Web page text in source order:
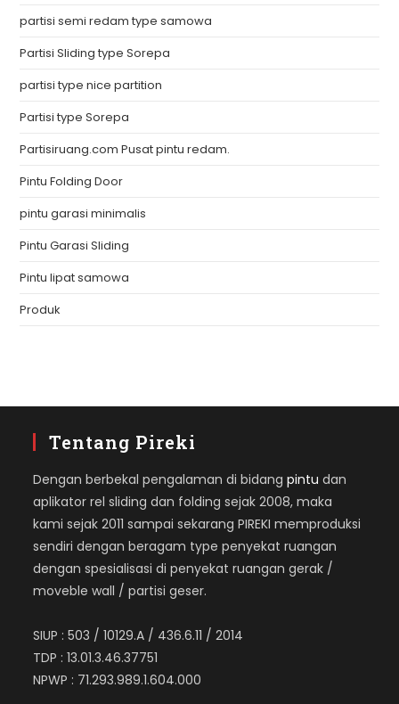
partisi semi redam type samowa
Partisi Sliding type Sorepa
partisi type nice partition
Partisi type Sorepa
Partisiruang.com Pusat pintu redam.
Pintu Folding Door
pintu garasi minimalis
Pintu Garasi Sliding
Pintu lipat samowa
Produk
Tentang Pireki
Dengan berbekal pengalaman di bidangpintu dan
aplikator rel sliding dan folding sejak 2008, maka
kami sejak 2011 sampai sekarang PIREKI memproduksi
sendiri dengan beragam type penyekat ruangan
dengan spesialisasi di penyekat ruangan gerak /
moveble wall / partisi geser.
SIUP : 503 / 10129.A / 436.6.11 / 2014
TDP : 13.01.3.46.37751
NPWP : 71.293.989.1.604.000